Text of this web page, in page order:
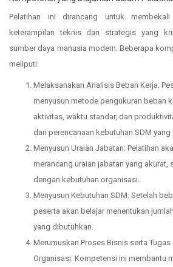
Pelatihan ini dirancang untuk
keterampilan teknis dan strategis yang
sumber daya manusia modern. Beberapa
meliputi:
Melaksanakan Analisis Beban Kerja:
menyusun metode pengukuran beban
aktivitas, waktu standar, dan
dari perencanaan kebutuhan SDM yang
Menyusun Uraian Jabatan: Pelatihan
merancang uraian jabatan yang akurat,
dengan kebutuhan organisasi.
Menyusun Kebutuhan SDM: Setelah
peserta akan belajar menentukan
yang dibutuhkan.
Merumuskan Proses Bisnis serta
Organisasi: Kompetensi ini membantu